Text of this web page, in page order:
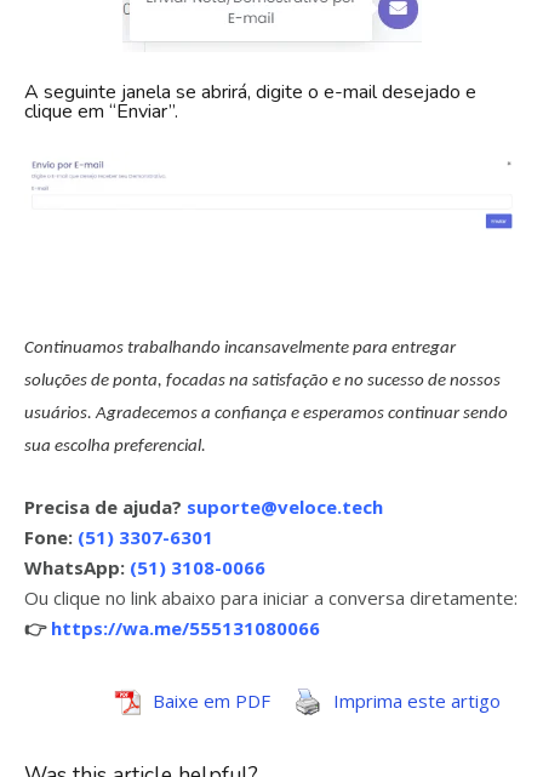
A seguinte janela se abrirá, digite o e-mail desejado e
clique em “Enviar”.
Continuamos trabalhando incansavelmente para entregar
soluções de ponta, focadas na satisfação e no sucesso de nossos
usuários. Agradecemos a confiança e esperamos continuar sendo
sua escolha preferencial.
Precisa de ajuda? suporte@veloce.tech
Fone: (51) 3307-6301
WhatsApp: (51) 3108-0066
Ou clique no link abaixo para iniciar a conversa diretamente:
👉https://wa.me/555131080066
Baixe em PDF Imprima este artigo